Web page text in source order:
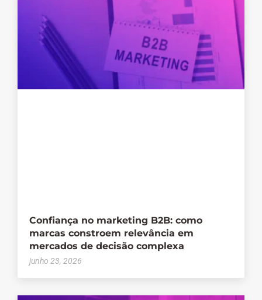
Confiança no marketing B2B: como
marcas constroem relevância em
mercados de decisão complexa
junho 23, 2026